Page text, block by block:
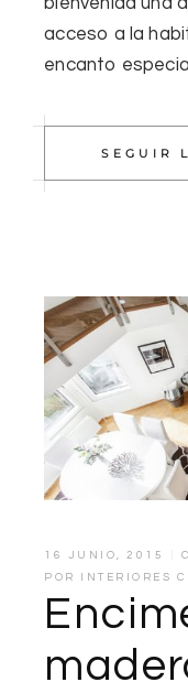
acceso a la
encanto
SEGUIR
16 JUNIO, 2015
POR
INTERIORES